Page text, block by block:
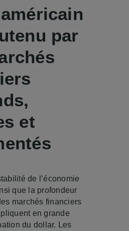
par
et
de l’économie
que la profondeur
marchés financiers
en grande
du dollar. Les